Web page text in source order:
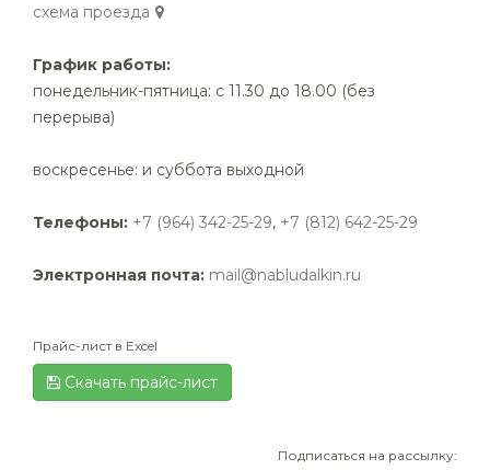
cхема проезда
График работы:
понедельник-пятница: с 11.30 до 18.00 (без
перерыва)
воскресенье: и суббота выходной
Телефоны: +7 (964) 342-25-29, +7 (812) 642-25-29
Электронная почта: mail@nabludalkin.ru
Прайс-лист в Excel
Скачать прайс-лист
Подписаться на рассылку: